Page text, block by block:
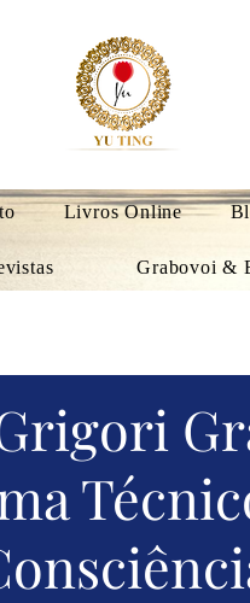
Livros Online
Grabovoi &